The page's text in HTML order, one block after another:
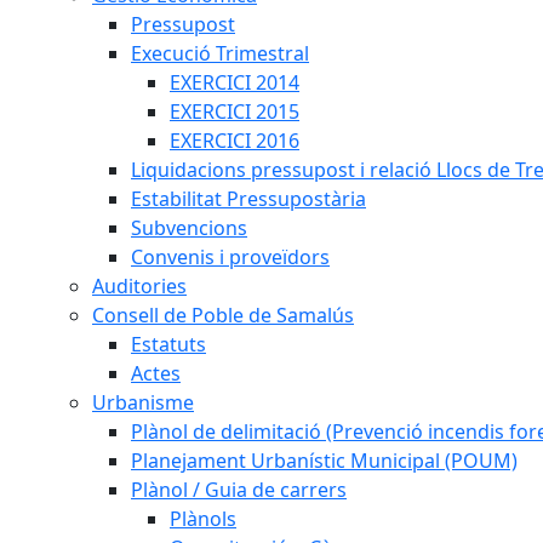
Pressupost
Execució Trimestral
EXERCICI 2014
EXERCICI 2015
EXERCICI 2016
Liquidacions pressupost i relació Llocs de
Estabilitat Pressupostària
Subvencions
Convenis i proveïdors
Auditories
Consell de Poble de Samalús
Estatuts
Actes
Urbanisme
Plànol de delimitació (Prevenció incendis
Planejament Urbanístic Municipal (POUM)
Plànol / Guia de carrers
Plànols